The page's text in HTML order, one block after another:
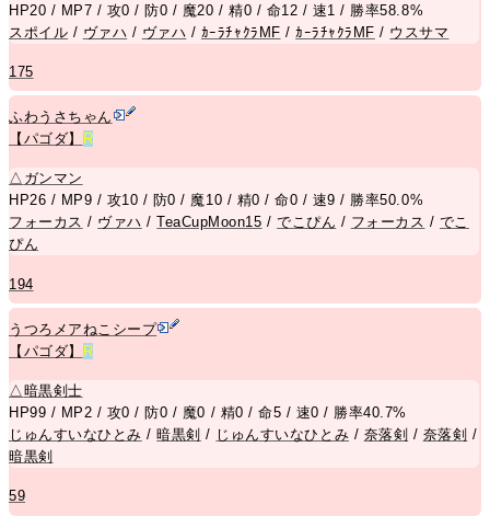
HP20 / MP7 / 攻0 / 防0 / 魔20 / 精0 / 命12 / 速1 / 勝率58.8%
スポイル / ヴァハ / ヴァハ / ｶｰﾗﾁｬｸﾗMF /ｶｰﾗﾁｬｸﾗMF / ウスサマ
175
ふわうさちゃん
【パゴダ】
R
△ ガンマン
HP26 / MP9 / 攻10 / 防0 / 魔10 / 精0 / 命0 / 速9 / 勝率50.0%
フォーカス / ヴァハ /TeaCupMoon15 /でこぴん / フォーカス / でこ
ぴん
194
うつろメアねこシープ
【パゴダ】
R
△暗黒剣士
HP99 / MP2 / 攻0 / 防0 / 魔0 / 精0 / 命5 / 速0 / 勝率40.7%
じゅんすいなひとみ /暗黒剣 / じゅんすいなひとみ / 奈落剣 / 奈落剣 /
暗黒剣
59